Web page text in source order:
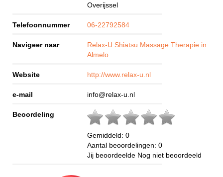
Overijssel
Telefoonnummer 06-22792584
Navigeer naar
Relax-U Shiatsu Massage Therapie in
Almelo
Website http://www.relax-u.nl
e-mail info@relax-u.nl
Beoordeling
Gemiddeld: 0
Aantal beoordelingen: 0
Jij beoordeelde Nog niet beoordeeld